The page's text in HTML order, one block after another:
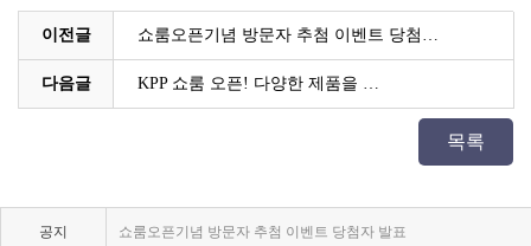
이전글 쇼룸오픈기념 방문자 추첨 이벤트 당첨…
다음글 KPP 쇼룸 오픈! 다양한 제품을 …
목록
공지
KPP 브랜드 품질 보증 안내
쇼룸오픈기념 방문자 추첨 이벤트 당첨자 발표